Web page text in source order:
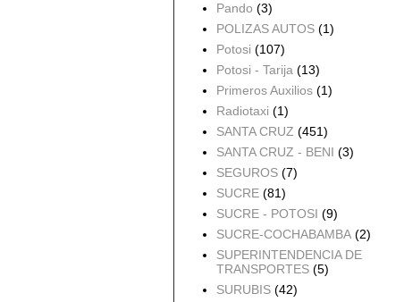
Pando (3)
POLIZAS AUTOS (1)
Potosi (107)
Potosi - Tarija (13)
Primeros Auxilios (1)
Radiotaxi (1)
SANTA CRUZ (451)
SANTA CRUZ - BENI (3)
SEGUROS (7)
SUCRE (81)
SUCRE - POTOSI (9)
SUCRE-COCHABAMBA (2)
SUPERINTENDENCIA DE
TRANSPORTES (5)
SURUBIS (42)